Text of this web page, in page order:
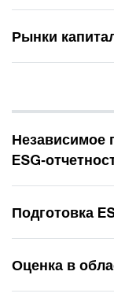
Рынки
Независимое
Подготовка
Оценка в